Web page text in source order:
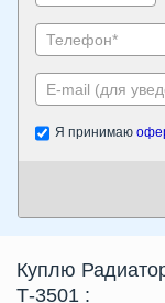
Я принимаю
Куплю
Т-3501 :